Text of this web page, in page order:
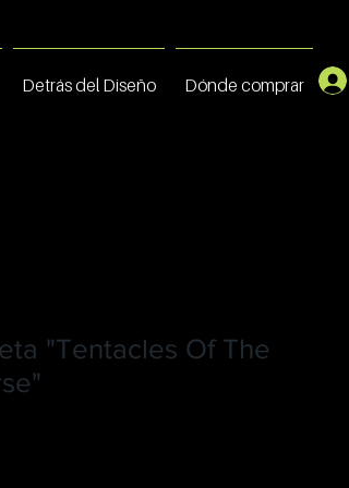
Detrás del Diseño Dónde comprar
"Tentacles Of The